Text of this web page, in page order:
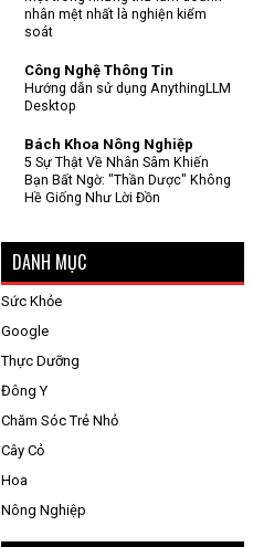
nhân mệt nhất là nghiện kiểm
soát
Công Nghệ Thông Tin
Hướng dẫn sử dụng AnythingLLM
Desktop
Bách Khoa Nông Nghiệp
5 Sự Thật Về Nhân Sâm Khiến
Bạn Bất Ngờ: "Thần Dược" Không
Hề Giống Như Lời Đồn
DANH MỤC
Sức Khỏe
Google
Thực Dưỡng
Đông Y
Chăm Sóc Trẻ Nhỏ
Cây Cỏ
Hoa
Nông Nghiệp